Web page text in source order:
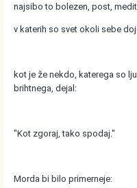
najsibo to bolezen, post,
v katerih so svet okoli sebe
kot je že nekdo, katerega so
brihtnega, dejal:
"Kot zgoraj, tako spodaj."
Morda bi bilo primerneje: